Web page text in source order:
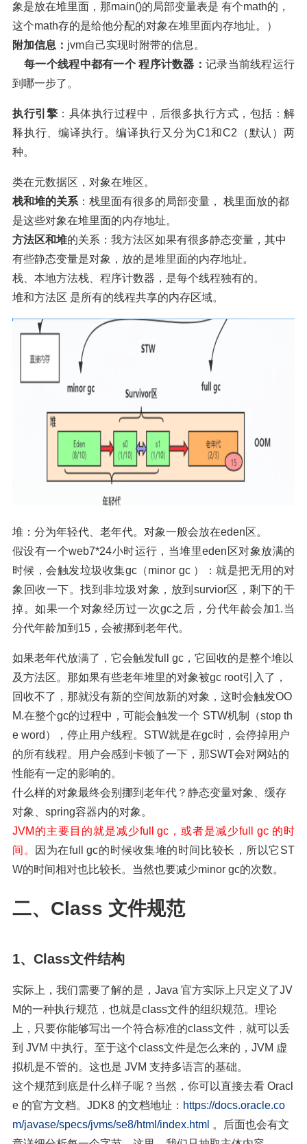
象是放在堆里面，那main()的局部变量表是 有个math的，
这个math存的是给他分配的对象在堆里面内存地址。）
附加信息： jvm自己实现时附带的信息。
每一个线程中都有一个 程序计数器：记录当前线程运行
到哪一步了。
执行引擎 ：具体执行过程中，后很多执行方式，包括：解
释执行、编译执行。编译执行又分为C1和C2（默认）两
种。
类在元数据区，对象在堆区。
栈和堆的关系 ：栈里面有很多的局部变量， 栈里面放的都
是这些对象在堆里面的内存地址。
方法区和堆的关系：我方法区如果有很多静态变量，其中
有些静态变量是对象，放的是堆里面的内存地址。
栈、本地方法栈、程序计数器，是每个线程独有的。
堆和方法区 是所有的线程共享的内存区域。
堆：分为年轻代、老年代。对象一般会放在eden区。
假设有一个web7*24小时运行，当堆里eden区对象放满的
时候，会触发垃圾收集gc（minor gc ）：就是把无用的对
象回收一下。找到非垃圾对象，放到survior区，剩下的干
掉。如果一个对象经历过一次gc之后，分代年龄会加1.当
分代年龄加到15，会被挪到老年代。
如果老年代放满了，它会触发full gc，它回收的是整个堆以
及方法区。那如果有些老年堆里的对象被gc root引入了，
回收不了，那就没有新的空间放新的对象，这时会触发OO
M.在整个gc的过程中，可能会触发一个 STW机制（stop th
e word），停止用户线程。STW就是在gc时，会停掉用户
的所有线程。用户会感到卡顿了一下，那SWT会对网站的
性能有一定的影响的。
什么样的对象最终会别挪到老年代？静态变量对象、缓存
对象、spring容器内的对象。
JVM的主要目的就是减少full gc，或者是减少full gc 的时
间。
因为在full gc的时候收集堆的时间比较长，所以它ST
W的时间相对也比较长。当然也要减少minor gc的次数。
二、Class 文件规范
1、Class文件结构
实际上，我们需要了解的是，Java 官方实际上只定义了JV
M的一种执行规范，也就是class文件的组织规范。理论
上，只要你能够写出一个符合标准的class文件，就可以丢
到 JVM 中执行。至于这个class文件是怎么来的，JVM 虚
拟机是不管的。这也是 JVM 支持多语言的基础。
这个规范到底是什么样子呢？当然，你可以直接去看 Oracl
e 的官方文档。JDK8 的文档地址： https://docs.oracle.co
m/javase/specs/jvms/se8/html/index.html 。后面也会有文